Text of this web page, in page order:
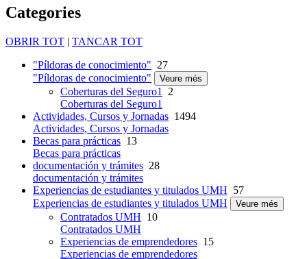
Categories
OBRIR TOT | TANCAR TOT
"Píldoras de conocimiento" 27
"Píldoras de conocimiento"
Veure més
Coberturas del Seguro1
2
Coberturas del Seguro1
Actividades, Cursos y Jornadas 1494
Actividades, Cursos y Jornadas
Becas para prácticas 13
Becas para prácticas
documentación y trámites 28
documentación y trámites
Experiencias de estudiantes y titulados UMH 57
Experiencias de estudiantes y titulados UMH
Veure més
Contratados UMH 10
Contratados UMH
Experiencias de emprendedores 15
Experiencias de emprendedores